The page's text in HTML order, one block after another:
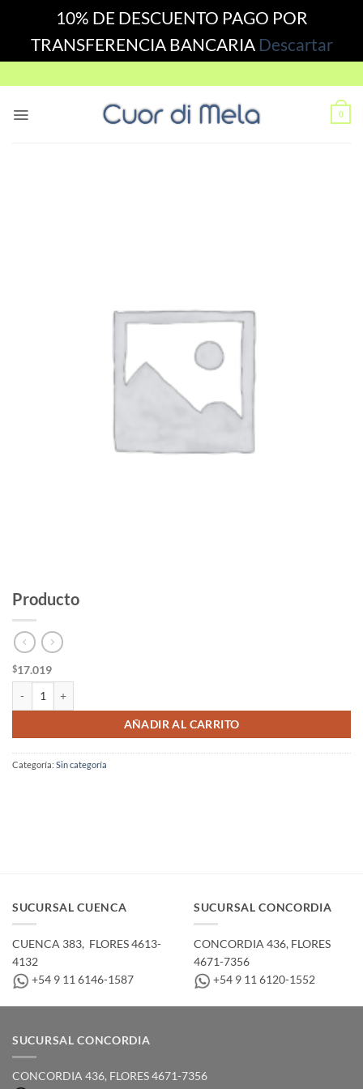
10% DE DESCUENTO PAGO POR
TRANSFERENCIA BANCARIA Descartar
to
0
Producto
$17.019
AÑADIR AL CARRITO
Categoría: Sin categoría
SUCURSAL CUENCA
CUENCA 383, ­ FLORES 4613-
4132
+54 9 11 6146-1587
SUCURSAL CONCORDIA
CONCORDIA 436,­ FLORES
4671-7356
+54 9 11 6120-1552
SUCURSAL CONCORDIA
CONCORDIA 436,­ FLORES 4671-7356